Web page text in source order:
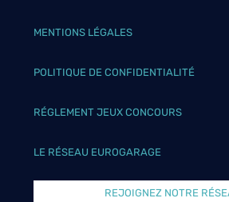
MENTIONS LÉGALES
POLITIQUE DE CONFIDENTIALITÉ
RÉGLEMENT JEUX CONCOURS
LE RÉSEAU EUROGARAGE
REJOIGNEZ NOTRE